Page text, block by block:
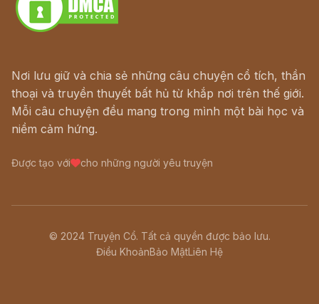
Nơi lưu giữ và chia sẻ những câu chuyện cổ tích, thần
thoại và truyền thuyết bất hủ từ khắp nơi trên thế giới.
Mỗi câu chuyện đều mang trong mình một bài học và
niềm cảm hứng.
Được tạo với cho những người yêu truyện
© 2024 Truyện Cổ. Tất cả quyền được bảo lưu.
Điều KhoảnBảo MậtLiên Hệ